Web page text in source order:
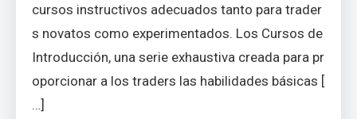
cursos instructivos adecuados tanto para trader
s novatos como experimentados. Los Cursos de
Introducción, una serie exhaustiva creada para pr
oporcionar a los traders las habilidades básicas [
…]